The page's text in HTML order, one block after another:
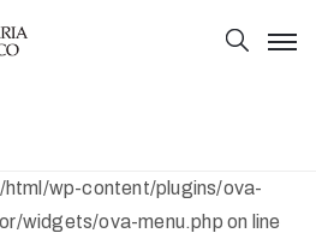
wp-content/plugins/ova-
widgets/ova-menu.php on line